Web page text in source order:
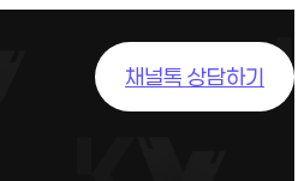
채널톡 상담하기